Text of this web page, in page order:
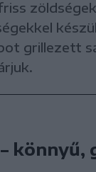
grillezett
könnyű,